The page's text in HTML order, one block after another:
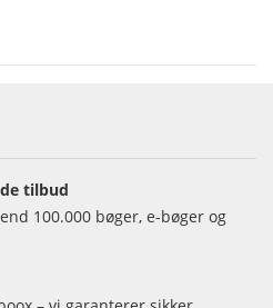
tilbud
100.000 bøger, e-bøger og